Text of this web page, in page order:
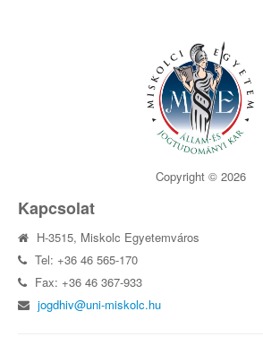
Copyright © 2026
Kapcsolat
H-3515, Miskolc Egyetemváros
Tel: +36 46 565-170
Fax: +36 46 367-933
jogdhiv@uni-miskolc.hu